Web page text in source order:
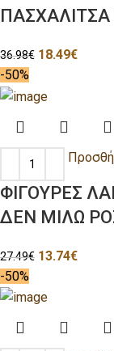
36.98€ 18.49€
-50%
ΦΙΓΟΥΡΕΣ
ΔΕΝ ΜΙΛΩ
27.49€ 13.74€
-50%